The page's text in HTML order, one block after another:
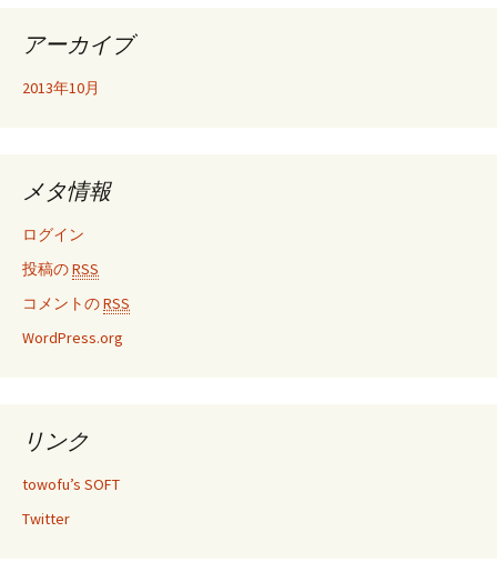
アーカイブ
2013年10月
メタ情報
ログイン
投稿のRSS
コメントのRSS
WordPress.org
リンク
towofu’s SOFT
Twitter